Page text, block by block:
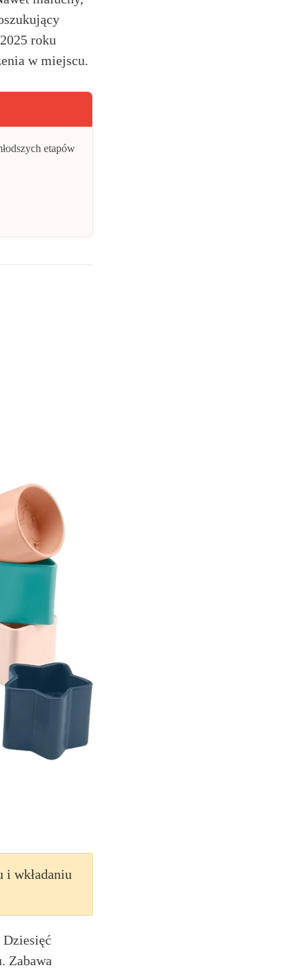
roku
w miejscu.
etapów
i wkładaniu
Zabawa